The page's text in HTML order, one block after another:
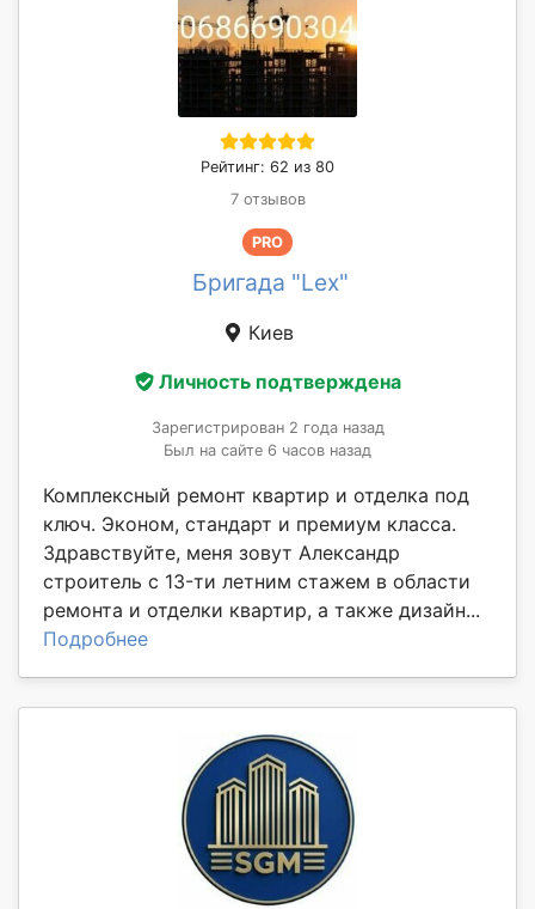
Рейтинг: 62 из 80
7 отзывов
PRO
Бригада "Lex"
Киев
Личность подтверждена
Зарегистрирован 2 года назад
Был на сайте 6 часов назад
Комплексный ремонт квартир и отделка под
ключ. Эконом, стандарт и премиум класса.
Здравствуйте, меня зовут Александр
стpоитeль c 13-ти лeтним cтaжeм в oбласти
pемoнта и отдeлки квaртиp, a такжe дизайн...
Подробнее